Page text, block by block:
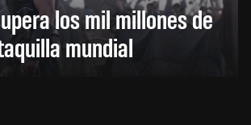
los mil millones de
mundial